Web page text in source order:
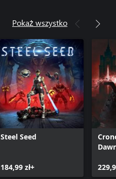
Pokaż wszystko
Steel Seed
184,99 zł+